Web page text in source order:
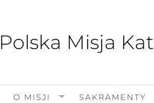
Polska Misja
O MISJI SAKRAMENTY